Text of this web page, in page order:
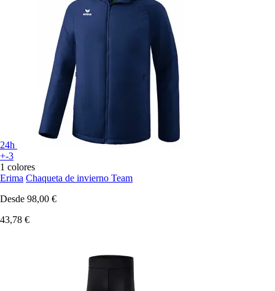
24h
+-3
1 colores
Erima Chaqueta de invierno Team
Desde 98,00 €
43,78 €